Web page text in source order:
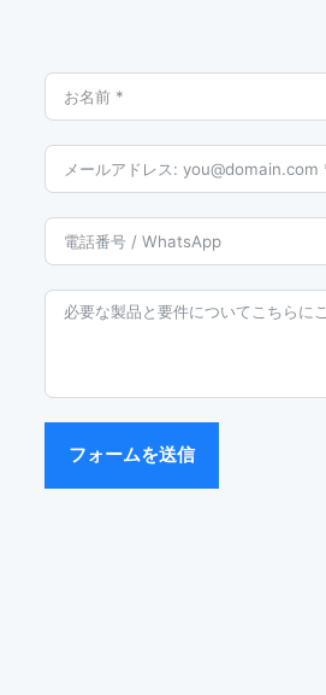
フォームを送信